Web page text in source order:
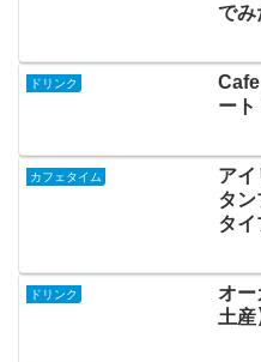
でみ
ドリンク
ート
カフェタイム
ア
タ
タイ
ドリンク
オ
土産